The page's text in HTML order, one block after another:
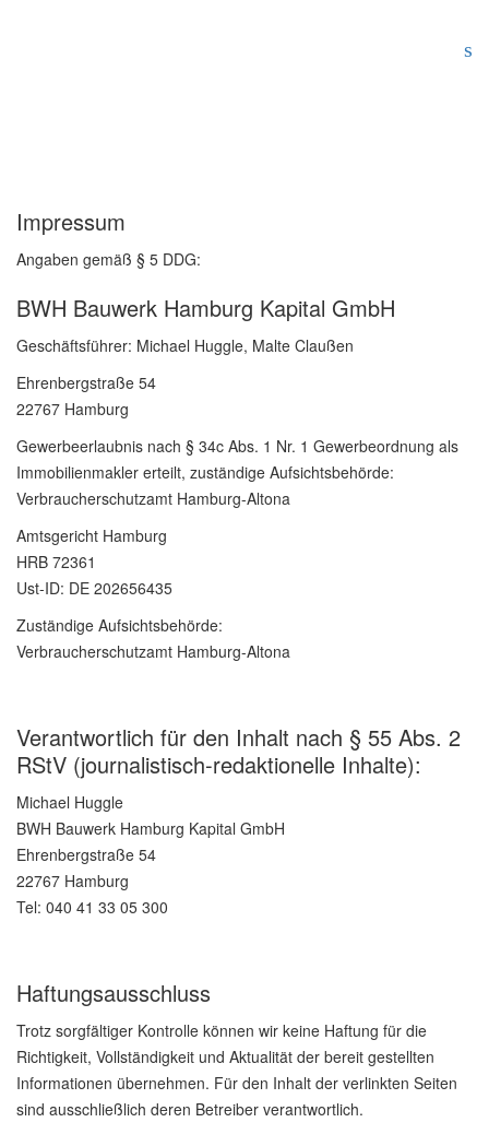
Impressum
Angaben gemäß § 5 DDG:
BWH Bauwerk Hamburg Kapital GmbH
Geschäftsführer: Michael Huggle, Malte Claußen
Ehrenbergstraße 54
22767 Hamburg
Gewerbeerlaubnis nach § 34c Abs. 1 Nr. 1 Gewerbeordnung als
Immobilienmakler erteilt, zuständige Aufsichtsbehörde:
Verbraucherschutzamt Hamburg-Altona
Amtsgericht Hamburg
HRB 72361
Ust-ID: DE 202656435
Zuständige Aufsichtsbehörde:
Verbraucherschutzamt Hamburg-Altona
Verantwortlich für den Inhalt nach § 55 Abs. 2
RStV (journalistisch-redaktionelle Inhalte):
Michael Huggle
BWH Bauwerk Hamburg Kapital GmbH
Ehrenbergstraße 54
22767 Hamburg
Tel: 040 41 33 05 300
Haftungsausschluss
Trotz sorgfältiger Kontrolle können wir keine Haftung für die
Richtigkeit, Vollständigkeit und Aktualität der bereit gestellten
Informationen übernehmen. Für den Inhalt der verlinkten Seiten
sind ausschließlich deren Betreiber verantwortlich.